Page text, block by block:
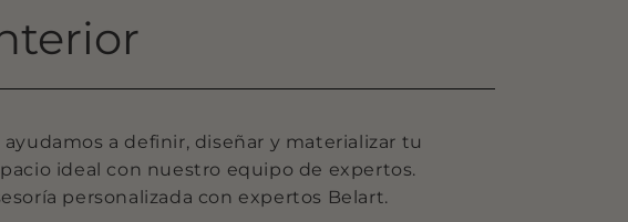
ayudamos a definir, diseñar y materializar tu
ideal con nuestro equipo de expertos.
personalizada con expertos Belart.